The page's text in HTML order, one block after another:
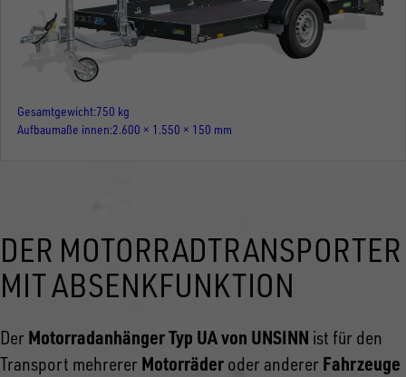
Gesamtgewicht 750 kg
Aufbaumaße innen 2.600 × 1.550 × 150 mm
DER MOTORRADTRANSPORTER
MIT ABSENKFUNKTION
Der Motorradanhänger Typ UA von UNSINN ist für den
Transport mehrerer Motorräder oder anderer Fahrzeuge